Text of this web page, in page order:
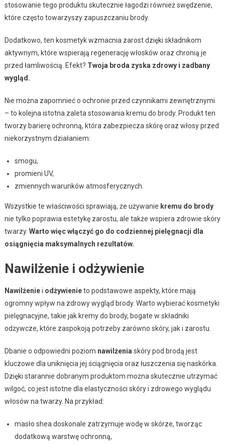
stosowanie tego produktu skutecznie łagodzi również swędzenie,
które często towarzyszy zapuszczaniu brody.
Dodatkowo, ten kosmetyk wzmacnia zarost dzięki składnikom
aktywnym, które wspierają regenerację włosków oraz chronią je
przed łamliwością. Efekt? Twoja broda zyska zdrowy i zadbany
wygląd.
Nie można zapomnieć o ochronie przed czynnikami zewnętrznymi
– to kolejna istotna zaleta stosowania kremu do brody. Produkt ten
tworzy barierę ochronną, która zabezpiecza skórę oraz włosy przed
niekorzystnym działaniem:
smogu,
promieni UV,
zmiennych warunków atmosferycznych.
Wszystkie te właściwości sprawiają, że używanie kremu do brody
nie tylko poprawia estetykę zarostu, ale także wspiera zdrowie skóry
twarzy. Warto więc włączyć go do codziennej pielęgnacji dla
osiągnięcia maksymalnych rezultatów.
Nawilżenie i odżywienie
Nawilżeniei odżywienieto podstawowe aspekty, które mają
ogromny wpływ na zdrowy wygląd brody. Warto wybierać kosmetyki
pielęgnacyjne, takie jak kremy do brody, bogate w składniki
odżywcze, które zaspokoją potrzeby zarówno skóry, jak i zarostu.
Dbanie o odpowiedni poziom nawilżenia skóry pod brodą jest
kluczowe dla uniknięcia jej ściągnięcia oraz łuszczenia się naskórka.
Dzięki starannie dobranym produktom można skutecznie utrzymać
wilgoć, co jest istotne dla elastyczności skóry i zdrowego wyglądu
włosów na twarzy. Na przykład:
masło shea doskonale zatrzymuje wodę w skórze, tworząc
dodatkową warstwę ochronną,